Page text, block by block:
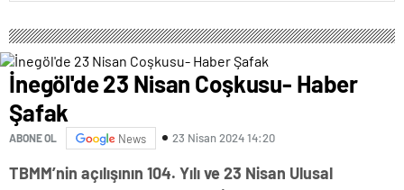
İnegöl'de 23 Nisan Coşkusu- Haber
Şafak
ABONE OL News 23 Nisan 2024 14:20
TBMM’nin açılışının 104. Yılı ve 23 Nisan Ulusal